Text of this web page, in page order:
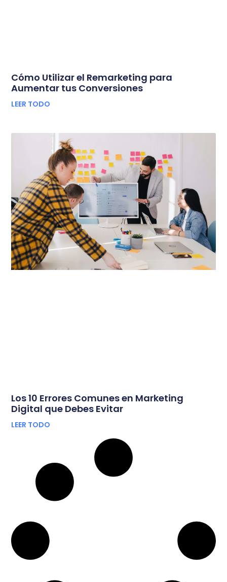
Cómo Utilizar el Remarketing para
Aumentar tus Conversiones
LEER TODO
Los 10 Errores Comunes en Marketing
Digital que Debes Evitar
LEER TODO